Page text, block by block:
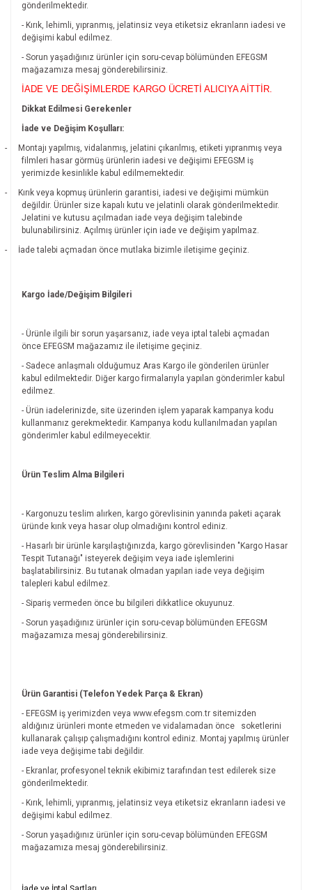
gönderilmektedir.
- Kırık, lehimli, yıpranmış, jelatinsiz veya etiketsiz ekranların iadesi ve
değişimi kabul edilmez.
- Sorun yaşadığınız ürünler için soru-cevap bölümünden EFEGSM
mağazamıza mesaj gönderebilirsiniz.
İADE VE DEĞİŞİMLERDE KARGO ÜCRETİ ALICIYA AİTTİR.
Dikkat Edilmesi Gerekenler
İade ve Değişim Koşulları:
-
Montajı yapılmış, vidalanmış, jelatini çıkarılmış, etiketi yıpranmış veya
filmleri hasar görmüş ürünlerin iadesi ve değişimi EFEGSM iş
yerimizde kesinlikle kabul edilmemektedir.
-
Kırık veya kopmuş ürünlerin garantisi, iadesi ve değişimi mümkün
değildir. Ürünler size kapalı kutu ve jelatinli olarak gönderilmektedir.
Jelatini ve kutusu açılmadan iade veya değişim talebinde
bulunabilirsiniz. Açılmış ürünler için iade ve değişim yapılmaz.
-
İade talebi açmadan önce mutlaka bizimle iletişime geçiniz.
Kargo İade/Değişim Bilgileri
- Ürünle ilgili bir sorun yaşarsanız, iade veya iptal talebi açmadan
önce EFEGSM mağazamız ile iletişime geçiniz.
- Sadece anlaşmalı olduğumuz Aras Kargo ile gönderilen ürünler
kabul edilmektedir. Diğer kargo firmalarıyla yapılan gönderimler kabul
edilmez.
- Ürün iadelerinizde, site üzerinden işlem yaparak kampanya kodu
kullanmanız gerekmektedir. Kampanya kodu kullanılmadan yapılan
gönderimler kabul edilmeyecektir.
Ürün Teslim Alma Bilgileri
- Kargonuzu teslim alırken, kargo görevlisinin yanında paketi açarak
üründe kırık veya hasar olup olmadığını kontrol ediniz.
- Hasarlı bir ürünle karşılaştığınızda, kargo görevlisinden "Kargo Hasar
Tespit Tutanağı" isteyerek değişim veya iade işlemlerini
başlatabilirsiniz. Bu tutanak olmadan yapılan iade veya değişim
talepleri kabul edilmez.
- Sipariş vermeden önce bu bilgileri dikkatlice okuyunuz.
- Sorun yaşadığınız ürünler için soru-cevap bölümünden EFEGSM
mağazamıza mesaj gönderebilirsiniz.
Ürün Garantisi (Telefon Yedek Parça & Ekran)
- EFEGSM iş yerimizden veya www.efegsm.com.tr sitemizden
aldığınız ürünleri monte etmeden ve vidalamadan önce
soketlerini
kullanarak çalışıp çalışmadığını kontrol ediniz. Montaj yapılmış ürünler
iade veya değişime tabi değildir.
- Ekranlar, profesyonel teknik ekibimiz tarafından test edilerek size
gönderilmektedir.
- Kırık, lehimli, yıpranmış, jelatinsiz veya etiketsiz ekranların iadesi ve
değişimi kabul edilmez.
- Sorun yaşadığınız ürünler için soru-cevap bölümünden EFEGSM
mağazamıza mesaj gönderebilirsiniz.